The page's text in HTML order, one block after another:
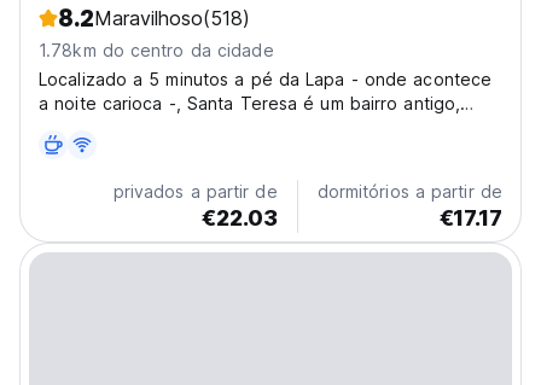
8.2Maravilhoso(518)
1.78km do centro da cidade
Localizado a 5 minutos a pé da Lapa - onde acontece
a noite carioca -, Santa Teresa é um bairro antigo,
cidade, você pode desfrutar de nosso bar, deck,
piscina, e de nosso pequeno Bosque onde é possível
privados a partir de
€22.03
dormitórios a partir de
€17.17